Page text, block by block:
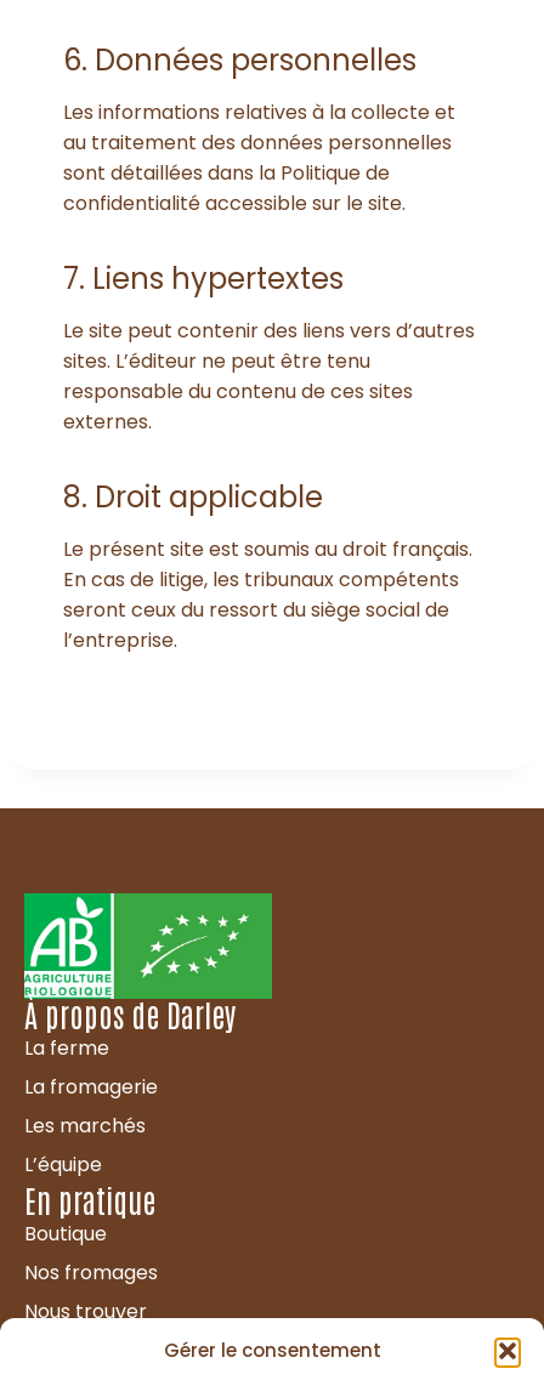
Gérer le consentement
6. Données personnelles
Les informations relatives à la collecte et
au traitement des données personnelles
sont détaillées dans la Politique de
confidentialité accessible sur le site.
7. Liens hypertextes
Le site peut contenir des liens vers d’autres
sites. L’éditeur ne peut être tenu
responsable du contenu de ces sites
externes.
8. Droit applicable
Le présent site est soumis au droit français.
En cas de litige, les tribunaux compétents
seront ceux du ressort du siège social de
l’entreprise.
À propos de Darley
La ferme
La fromagerie
Les marchés
L’équipe
En pratique
Boutique
Nos fromages
Nous trouver